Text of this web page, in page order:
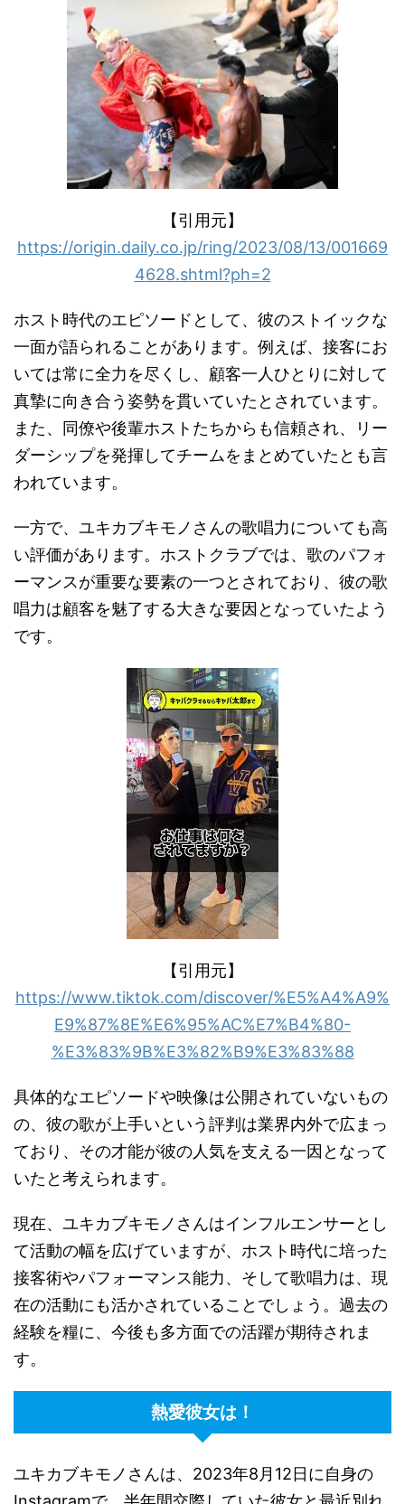
【引用元】
https://origin.daily.co.jp/ring/2023/08/13/001669
4628.shtml?ph=2
ホスト時代のエピソードとして、彼のストイックな
一面が語られることがあります。例えば、接客にお
いては常に全力を尽くし、顧客一人ひとりに対して
真摯に向き合う姿勢を貫いていたとされています。
また、同僚や後輩ホストたちからも信頼され、リー
ダーシップを発揮してチームをまとめていたとも言
われています。
一方で、ユキカブキモノさんの歌唱力についても高
い評価があります。ホストクラブでは、歌のパフォ
ーマンスが重要な要素の一つとされており、彼の歌
唱力は顧客を魅了する大きな要因となっていたよう
です。
【引用元】
https://www.tiktok.com/discover/%E5%A4%A9%
E9%87%8E%E6%95%AC%E7%B4%80-
%E3%83%9B%E3%82%B9%E3%83%88
具体的なエピソードや映像は公開されていないもの
の、彼の歌が上手いという評判は業界内外で広まっ
ており、その才能が彼の人気を支える一因となって
いたと考えられます。
現在、ユキカブキモノさんはインフルエンサーとし
て活動の幅を広げていますが、ホスト時代に培った
接客術やパフォーマンス能力、そして歌唱力は、現
在の活動にも活かされていることでしょう。過去の
経験を糧に、今後も多方面での活躍が期待されま
す。
熱愛彼女は！
ユキカブキモノさんは、2023年8月12日に自身の